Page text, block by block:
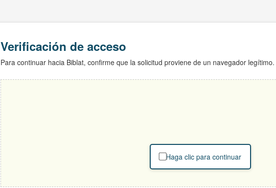
Verificación de acceso
Para continuar hacia Biblat, confirme que la solicitud proviene de un navegador legítimo.
Haga clic para continuar